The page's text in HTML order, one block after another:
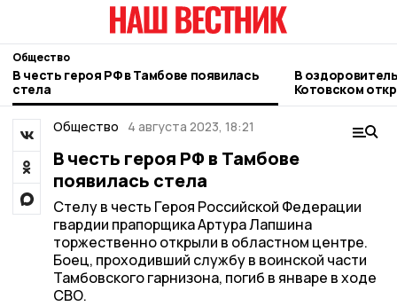
Общество
В честь героя РФ в Тамбове появилась
стела
В
Котовском
Общество 4 августа 2023, 18:21
В честь героя РФ в Тамбове
появилась стела
Стелу в честь Героя Российской Федерации
гвардии прапорщика Артура Лапшина
торжественно открыли в областном центре.
Боец, проходивший службу в воинской части
Тамбовского гарнизона, погиб в январе в ходе
СВО.